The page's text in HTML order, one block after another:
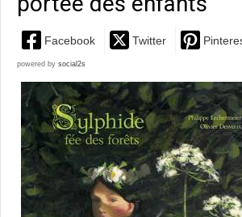
Facebook Twitter
powered by social2s